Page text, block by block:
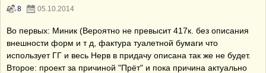
8 05.10.2014
Во первых: Миник (Вероятно не превысит 417к. без описания
внешности форм и т д, фактура туалетной бумаги что
использует ГГ и весь Нерв в придачу описана так же не будет.
Второе: проект за причиной "Прёт" и пока причина актуально